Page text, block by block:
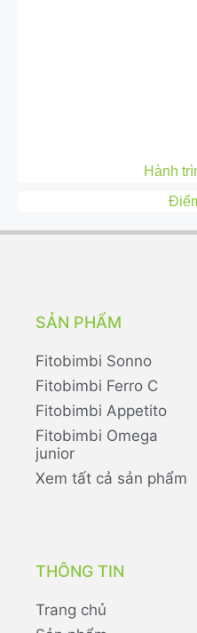
Hành
SẢN PHẨM
Fitobimbi Sonno
Fitobimbi Ferro C
Fitobimbi Appetito
Fitobimbi Omega
junior
Xem tất cả sản phẩm
THÔNG TIN
Trang chủ